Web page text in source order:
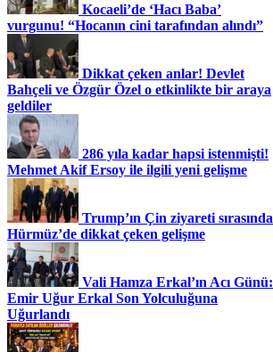
Kocaeli’de ‘Hacı Baba’
vurgunu! “Hocanın cini tarafından alındı”
Dikkat çeken anlar! Devlet
Bahçeli ve Özgür Özel o etkinlikte bir araya
geldiler
286 yıla kadar hapsi istenmişti!
Mehmet Akif Ersoy ile ilgili yeni gelişme
Trump’ın Çin ziyareti sırasında
Hürmüz’de dikkat çeken gelişme
Vali Hamza Erkal’ın Acı Günü:
Emir Uğur Erkal Son Yolculuğuna
Uğurlandı